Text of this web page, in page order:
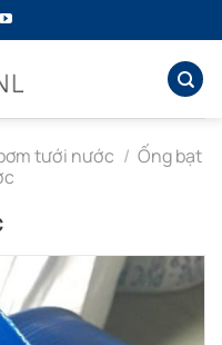
tưới nước / Ống bạt